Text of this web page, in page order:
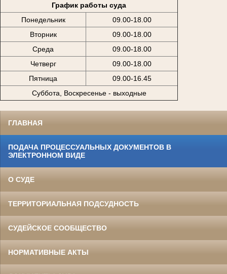
График работы суда
Понедельник
09.00-18.00
Вторник
09.00-18.00
Среда
09.00-18.00
Четверг
09.00-18.00
Пятница
09.00-16.45
Суббота, Воскресенье - выходные
ГЛАВНАЯ
ПОДАЧА ПРОЦЕССУАЛЬНЫХ ДОКУМЕНТОВ В
ЭЛЕКТРОННОМ ВИДЕ
О СУДЕ
ТЕРРИТОРИАЛЬНАЯ ПОДСУДНОСТЬ
СУДЕЙСКОЕ СООБЩЕСТВО
НОРМАТИВНЫЕ АКТЫ